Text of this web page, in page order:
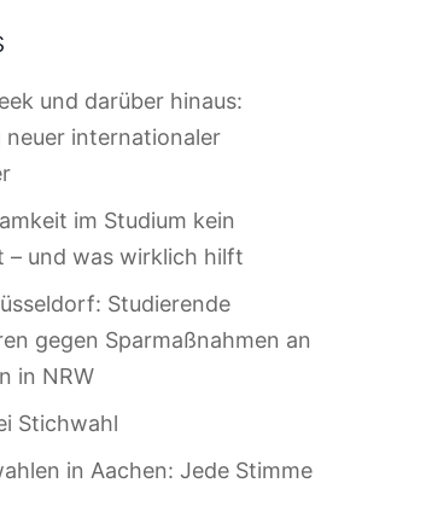
und darüber hinaus:
neuer internationaler
im Studium kein
– und was wirklich hilft
Studierende
gegen Sparmaßnahmen an
in NRW
Stichwahl
in Aachen: Jede Stimme